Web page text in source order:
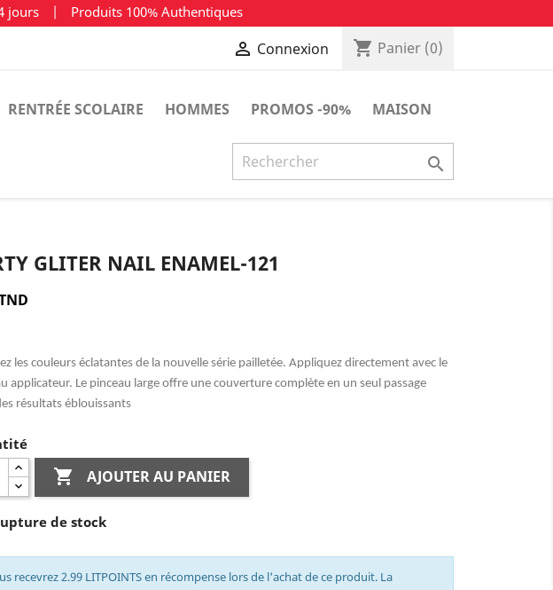
jours | Produits 100% Authentiques
 Connexion shopping_cart Panier (0)
RENTRÉE SCOLAIRE HOMMES PROMOS -90% MAISON

GLITER NAIL ENAMEL-121
les couleurs éclatantes de la nouvelle série pailletée. Appliquez directement avec le
applicateur. Le pinceau large offre une couverture complète en un seul passage
résultats éblouissants
 AJOUTER AU PANIER
de stock
recevrez 2.99 LITPOINTS en récompense lors de l'achat de ce produit. La